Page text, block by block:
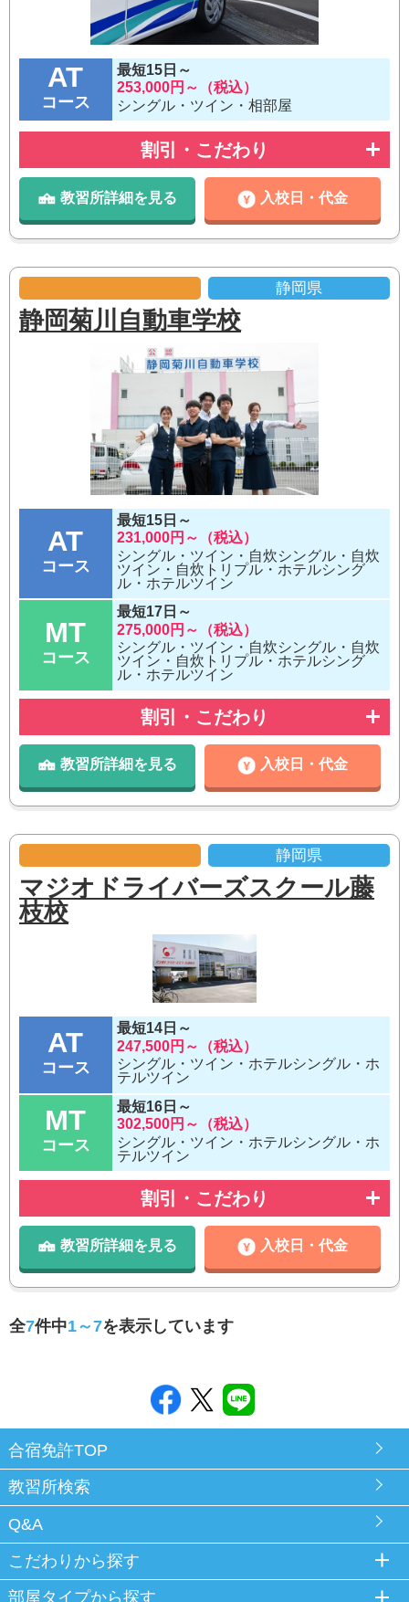
AT
コース
最短15日～
253,000円～（税込）
シングル・ツイン・相部屋
割引・こだわり
教習所詳細を見る 入校日・代金
静岡県
静岡菊川自動車学校
AT
コース
最短15日～
231,000円～（税込）
シングル・ツイン・自炊シングル・自炊
ツイン・自炊トリプル・ホテルシング
ル・ホテルツイン
MT
コース
最短17日～
275,000円～（税込）
シングル・ツイン・自炊シングル・自炊
ツイン・自炊トリプル・ホテルシング
ル・ホテルツイン
割引・こだわり
教習所詳細を見る 入校日・代金
静岡県
マジオドライバーズスクール藤
枝校
AT
コース
最短14日～
247,500円～（税込）
シングル・ツイン・ホテルシングル・ホ
テルツイン
MT
コース
最短16日～
302,500円～（税込）
シングル・ツイン・ホテルシングル・ホ
テルツイン
割引・こだわり
教習所詳細を見る 入校日・代金
全7件中1～7を表示しています
合宿免許TOP
教習所検索
Q&A
こだわりから探す
部屋タイプから探す